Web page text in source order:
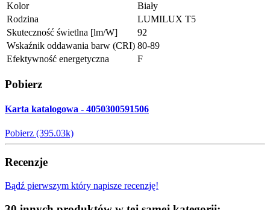
Kolor
Biały
Rodzina
LUMILUX T5
Skuteczność świetlna [lm/W]
92
Wskaźnik oddawania barw (CRI) 80-89
Efektywność energetyczna
F
Pobierz
Karta katalogowa - 4050300591506
Pobierz (395.03k)
Recenzje
Bądź pierwszym który napisze recenzję!